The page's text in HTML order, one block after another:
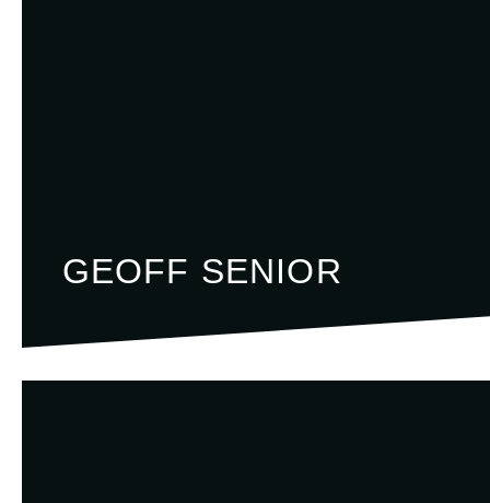
GEOFF SENIOR